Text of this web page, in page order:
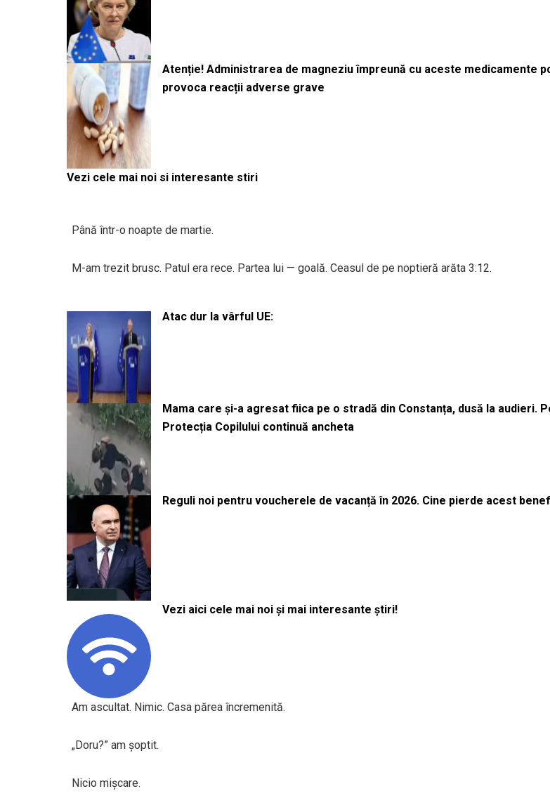
Atenție! Administrarea de magneziu împreună cu aceste medicamente
provoca reacții adverse grave
Vezi cele mai noi si interesante stiri
Până într-o noapte de martie.
M-am trezit brusc. Patul era rece. Partea lui — goală. Ceasul de pe noptieră arăta 3:12.
Atac dur la vârful UE:
Mama care și-a agresat fiica pe o stradă din Constanța, dusă la audieri.
Protecția Copilului continuă ancheta
Reguli noi pentru voucherele de vacanță în 2026. Cine pierde acest
Vezi aici cele mai noi și mai interesante știri!
Am ascultat. Nimic. Casa părea încremenită.
„Doru?” am șoptit.
Nicio mișcare.